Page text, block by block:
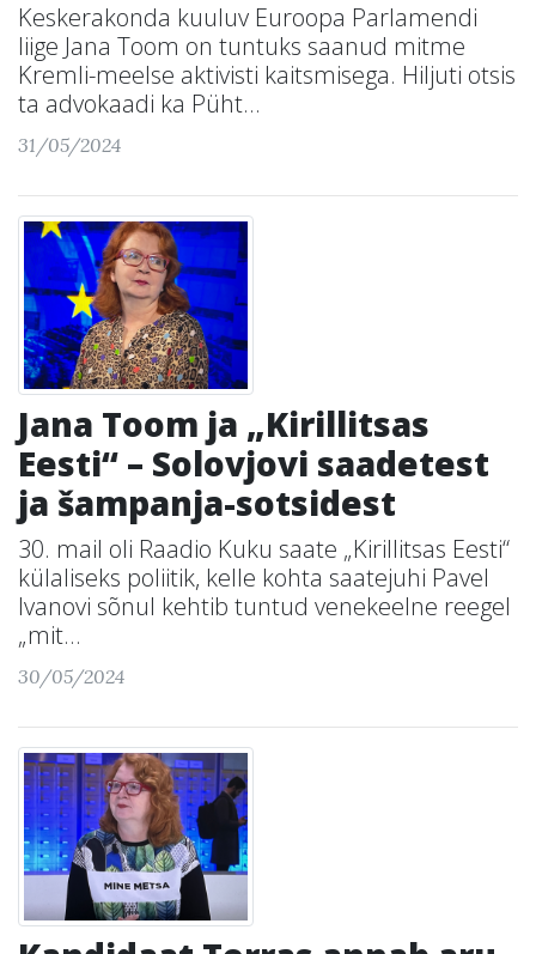
Keskerakonda kuuluv Euroopa Parlamendi
liige Jana Toom on tuntuks saanud mitme
Kremli-meelse aktivisti kaitsmisega. Hiljuti otsis
ta advokaadi ka Püht...
31/05/2024
Jana Toom ja „Kirillitsas
Eesti“ – Solovjovi saadetest
ja šampanja-sotsidest
30. mail oli Raadio Kuku saate „Kirillitsas Eesti“
külaliseks poliitik, kelle kohta saatejuhi Pavel
Ivanovi sõnul kehtib tuntud venekeelne reegel
„mit...
30/05/2024